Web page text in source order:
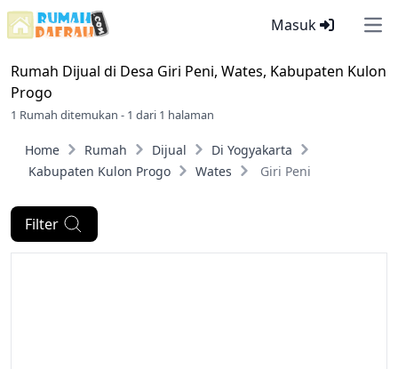
Masuk
Rumah Dijual di Desa Giri Peni, Wates, Kabupaten Kulon
Progo
1 Rumah ditemukan - 1 dari 1 halaman
Home Rumah Dijual
Di Yogyakarta
Kabupaten Kulon Progo
Wates Giri Peni
Filter